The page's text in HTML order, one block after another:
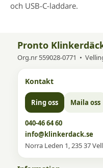
och USB-C-laddare.
Pronto
Org.nr 559028-0771 •
Kontakt
Ring oss Maila oss
040-46 64 60
info@klinkerdack.se
Norra Leden 1, 235 37